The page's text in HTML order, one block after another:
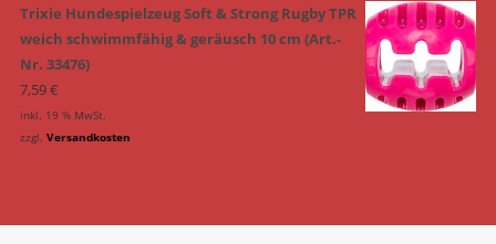
Trixie Hundespielzeug Soft & Strong Rugby TPR
weich schwimmfähig & geräusch 10 cm (Art.-
Nr. 33476)
7,59€
inkl. 19 % MwSt.
zzgl. Versandkosten